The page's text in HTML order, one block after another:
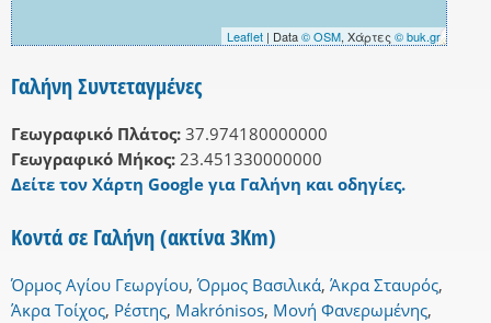
Leaflet | Data© OSM, Χάρτες © buk.gr
Γαλήνη Συντεταγμένες
Γεωγραφικό Πλάτος: 37.974180000000
Γεωγραφικό Μήκος: 23.451330000000
Δείτε τον Χάρτη Google για Γαλήνη και οδηγίες.
Κοντά σε Γαλήνη (ακτίνα 3Km)
Όρμος Αγίου Γεωργίου,Όρμος Βασιλικά, Άκρα Σταυρός,
Άκρα Τοίχος, Ρέστης, Makrónisos, Μονή Φανερωμένης,